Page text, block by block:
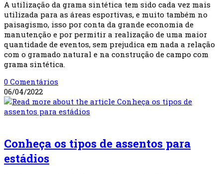
A utilização da grama sintética tem sido cada vez mais
utilizada para as áreas esportivas, e muito também no
paisagismo, isso por conta da grande economia de
manutenção e por permitir a realização de uma maior
quantidade de eventos, sem prejudica em nada a relação
com o gramado natural e na construção de campo com
grama sintética.
0 Comentários
06/04/2022
Conheça os tipos de assentos para
estádios